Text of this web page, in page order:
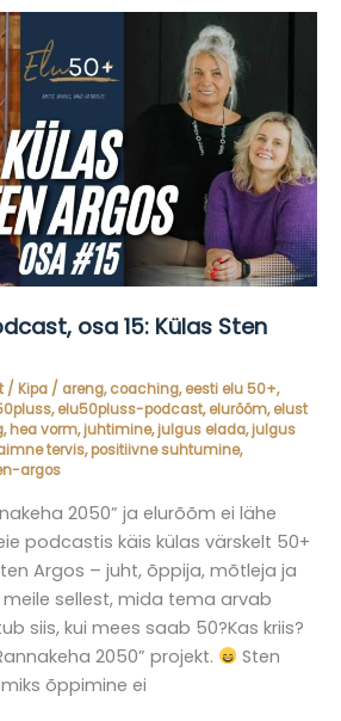
osa 15: Külas Sten
/ Kipa / areng,coaching,eesti elu 50+,
,elu50pluss-podcast,elurõõm,elust
,hea vorm,juhtimine,julgus elada,julgus
tervis,positiivne suhtumine,
argos
2050” ja elurõõm ei lähe
podcastis käis külas värskelt 50+
Argos – juht, õppija, mõtleja ja
meile sellest, mida tema arvab
siis, kui mees saab 50?Kas kriis?
2050” projekt.
Sten
miks õppimine ei